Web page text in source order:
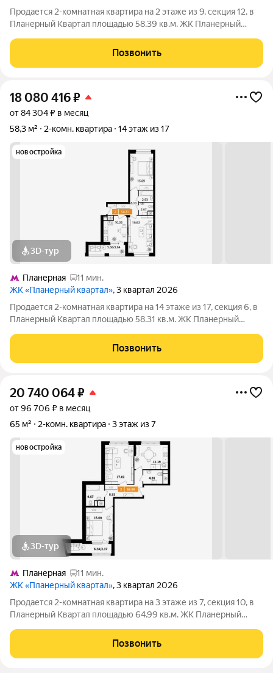
Продается 2-комнатная квартира на 2 этаже из 9, секция 12, в
Планерный Квартал площадью 58.39 кв.м. ЖК Планерный
современных технологий, отличной экологии и транспортной
доступности. Комплекс
Позвонить
18 080 416₽
от 84 304 ₽ в месяц
58,3 м²
2-комн. квартира 14 этаж из 17
новостройка
3D-тур
Планерная
11 мин.
ЖК «Планерный квартал», 3 квартал 2026
Продается 2-комнатная квартира на 14 этаже из 17, секция 6, в
Планерный Квартал площадью 58.31 кв.м. ЖК Планерный
современных технологий, отличной экологии и транспортной
доступности. Комплекс
Позвонить
20 740 064₽
от 96 706 ₽ в месяц
65 м²
2-комн. квартира 3 этаж из 7
новостройка
3D-тур
Планерная
11 мин.
ЖК «Планерный квартал», 3 квартал 2026
Продается 2-комнатная квартира на 3 этаже из 7, секция 10, в
Планерный Квартал площадью 64.99 кв.м. ЖК Планерный
современных технологий, отличной экологии и транспортной
доступности. Комплекс
Позвонить